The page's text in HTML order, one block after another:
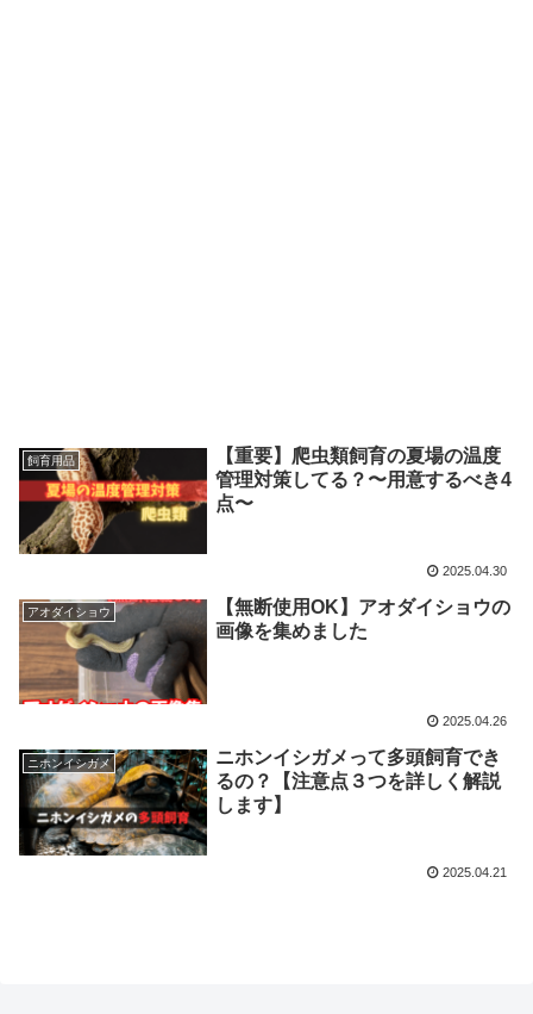
飼育用品
【重要】爬虫類飼育の夏場の温度
管理対策してる？〜用意するべき4
点〜
2025.04.30
アオダイショウ
【無断使用OK】アオダイショウの
画像を集めました
2025.04.26
ニホンイシガメ
ニホンイシガメって多頭飼育でき
るの？【注意点３つを詳しく解説
します】
2025.04.21